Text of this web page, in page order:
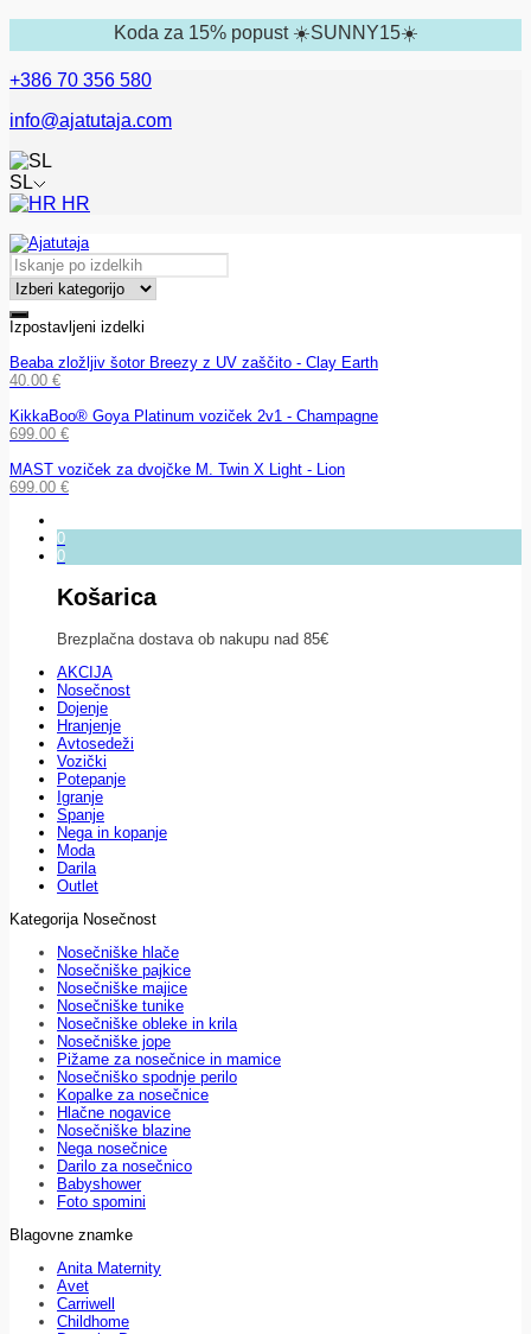
Koda za 15% popust ☀️SUNNY15☀️
+386 70 356 580
info@ajatutaja.com
SL
HR
Izpostavljeni izdelki
Beaba zložljiv šotor Breezy z UV zaščito - Clay Earth
40.00 €
KikkaBoo® Goya Platinum voziček 2v1 - Champagne
699.00 €
MAST voziček za dvojčke M. Twin X Light - Lion
699.00 €
0
0
Košarica
Brezplačna dostava ob nakupu nad 85€
AKCIJA
Nosečnost
Dojenje
Hranjenje
Avtosedeži
Vozički
Potepanje
Igranje
Spanje
Nega in kopanje
Moda
Darila
Outlet
Kategorija Nosečnost
Nosečniške hlače
Nosečniške pajkice
Nosečniške majice
Nosečniške tunike
Nosečniške obleke in krila
Nosečniške jope
Pižame za nosečnice in mamice
Nosečniško spodnje perilo
Kopalke za nosečnice
Hlačne nogavice
Nosečniške blazine
Nega nosečnice
Darilo za nosečnico
Babyshower
Foto spomini
Blagovne znamke
Anita Maternity
Avet
Carriwell
Childhome